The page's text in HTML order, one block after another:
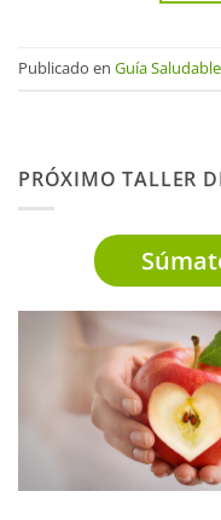
Publicado en Guía Saludable
PRÓXIMO TALLER